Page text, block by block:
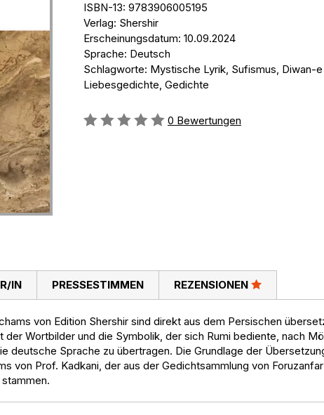
ISBN-13: 9783906005195
Verlag: Shershir
Erscheinungsdatum: 10.09.2024
Sprache: Deutsch
Schlagworte: Mystische Lyrik, Sufismus, Diwan-e
Liebesgedichte, Gedichte
Bewertung::
0 Bewertungen
von Edition Shershir sind direkt aus dem Persischen
der Wortbilder und die Symbolik, der sich Rumi bediente, nach
deutsche Sprache zu übertragen. Die Grundlage der
von Prof. Kadkani, der aus der Gedichtsammlung von
IN PRESSESTIMMEN REZENSIONEN